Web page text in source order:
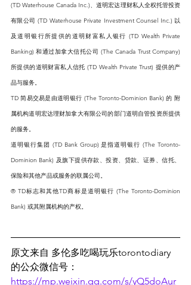
(TD Waterhouse Canada Inc.)、道明宏达理财私人全权托管投资
有限公司 (TD Waterhouse Private Investment Counsel Inc.) 以
及道明银行所提供的道明财富私人银行 (TD Wealth Private
Banking) 和通过加拿大信托公司 (The Canada Trust Company)
所提供的道明财富私人信托 (TD Wealth Private Trust) 提供的产
品与服务。
TD 简易交易是由道明银行 (The Toronto-Dominion Bank) 的 附
属机构道明宏达理财加拿大有限公司的部门道明自管投资所提供
的服务。
道明银行集团 (TD Bank Group) 是指道明银行 (The Toronto-
Dominion Bank) 及旗下提供存款、投资、贷款、证券、信托、
保险和其他产品或服务的联属公司。
® TD标志和其他TD商标是道明银行 (The Toronto-Dominion
Bank) 或其附属机构的产权。
原文来自 多伦多吃喝玩乐torontodiary
的公众微信号：
https://mp.weixin.qq.com/s/yQ5doAur